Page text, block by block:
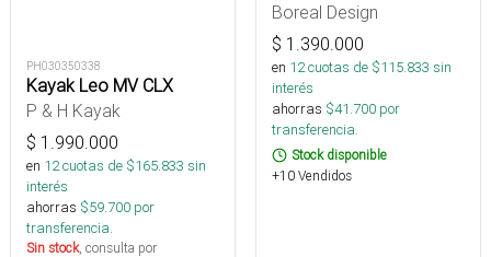
PH030350338
Kayak Leo MV CLX
P & H Kayak
$ 1.990.000
en 12cuotas de $165.833 sin
interés
ahorras $59.700 por
transferencia.
Sin stock, consulta por
Boreal Design
$ 1.390.000
en 12cuotas de $115.833 sin
interés
ahorras $41.700 por
transferencia.
Stock disponible
+10 Vendidos